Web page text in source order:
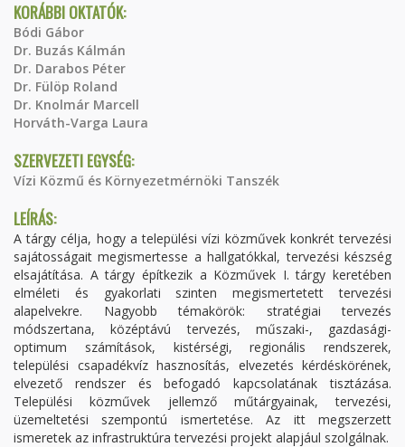
KORÁBBI OKTATÓK:
Bódi Gábor
Dr. Buzás Kálmán
Dr. Darabos Péter
Dr. Fülöp Roland
Dr. Knolmár Marcell
Horváth-Varga Laura
SZERVEZETI EGYSÉG:
Vízi Közmű és Környezetmérnöki Tanszék
LEÍRÁS:
A tárgy célja, hogy a települési vízi közművek konkrét tervezési
sajátosságait megismertesse a hallgatókkal, tervezési készség
elsajátítása. A tárgy építkezik a Közművek I. tárgy keretében
elméleti és gyakorlati szinten megismertetett tervezési
alapelvekre. Nagyobb témakörök: stratégiai tervezés
módszertana, középtávú tervezés, műszaki-, gazdasági-
optimum számítások, kistérségi, regionális rendszerek,
települési csapadékvíz hasznosítás, elvezetés kérdéskörének,
elvezető rendszer és befogadó kapcsolatának tisztázása.
Települési közművek jellemző műtárgyainak, tervezési,
üzemeltetési szempontú ismertetése. Az itt megszerzett
ismeretek az infrastruktúra tervezési projekt alapjául szolgálnak.